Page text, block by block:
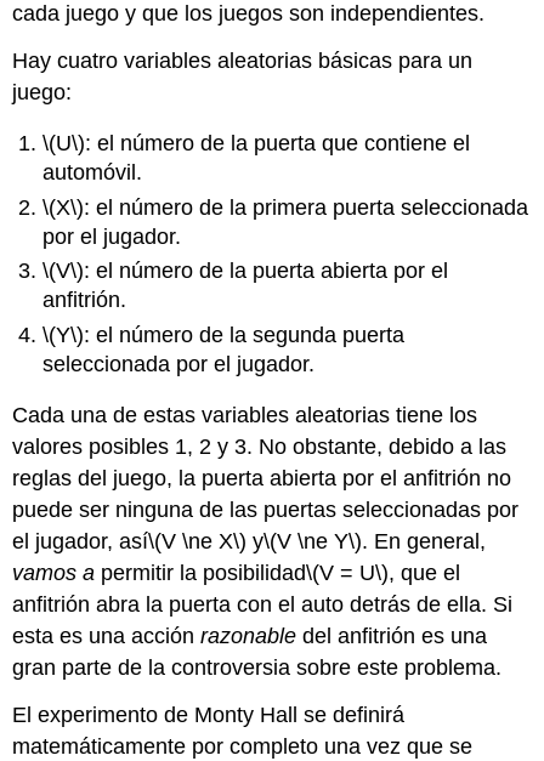
cada juego y que los juegos son independientes.
Hay cuatro variables aleatorias básicas para un
juego:
\(U\): el número de la puerta que contiene el
automóvil.
\(X\): el número de la primera puerta seleccionada
por el jugador.
\(V\): el número de la puerta abierta por el
anfitrión.
\(Y\): el número de la segunda puerta
seleccionada por el jugador.
Cada una de estas variables aleatorias tiene los
valores posibles 1, 2 y 3. No obstante, debido a las
reglas del juego, la puerta abierta por el anfitrión no
puede ser ninguna de las puertas seleccionadas por
el jugador, así\(V \ne X\) y\(V \ne Y\). En general,
vamos a permitir la posibilidad\(V = U\), que el
anfitrión abra la puerta con el auto detrás de ella. Si
esta es una acciónrazonable del anfitrión es una
gran parte de la controversia sobre este problema.
El experimento de Monty Hall se definirá
matemáticamente por completo una vez que se